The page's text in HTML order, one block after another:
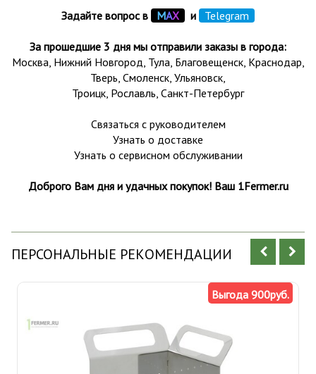
Задайте вопрос в МАХ и Telegram
За прошедшие 3 дня мы отправили заказы в города:
Москва, Нижний Новгород, Тула, Благовещенск, Краснодар,
Тверь Смоленск Ульяновск
Троицк, Рославль , Санкт-Петербург
Связаться с руководителем
Узнать о доставке
Узнать о сервисном обслуживании
Доброго Вам дня и удачных покупок! Ваш 1Fermer.ru
ПЕРСОНАЛЬНЫЕ РЕКОМЕНДАЦИИ
Выгода 900руб.